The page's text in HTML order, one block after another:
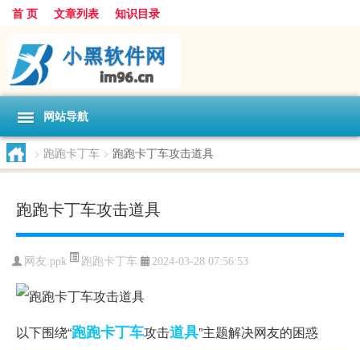
首 页 文章列表 知识目录
网站导航
> 跑跑卡丁车 > 跑跑卡丁车攻击道具
跑跑卡丁车攻击道具
网友:ppk 跑跑卡丁车 2024-03-28 07:56:53
以下围绕“跑跑卡丁车攻击道具”主题解决网友的困惑